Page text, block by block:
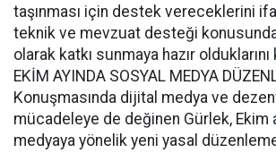
taşınması için destek vereceklerini
teknik ve mevzuat desteği
olarak katkı sunmaya hazır
EKİM AYINDA SOSYAL MEDYA
Konuşmasında dijital medya ve
mücadeleye de değinen Gürlek, Ekim
medyaya yönelik yeni yasal